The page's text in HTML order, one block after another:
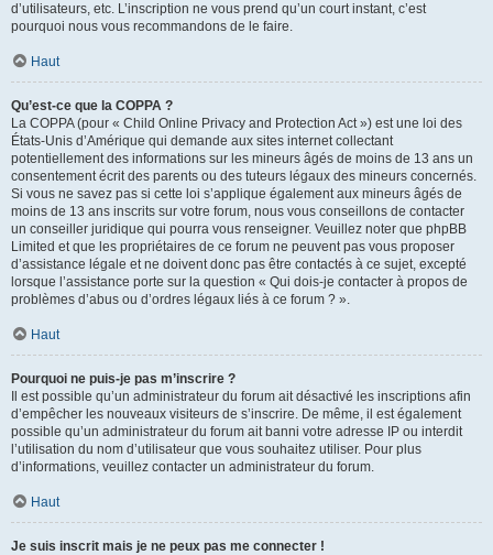
d’utilisateurs, etc. L’inscription ne vous prend qu’un court instant, c’est
pourquoi nous vous recommandons de le faire.
Haut
Qu’est-ce que la COPPA ?
La COPPA (pour « Child Online Privacy and Protection Act ») est une loi des
États-Unis d’Amérique qui demande aux sites internet collectant
potentiellement des informations sur les mineurs âgés de moins de 13 ans un
consentement écrit des parents ou des tuteurs légaux des mineurs concernés.
Si vous ne savez pas si cette loi s’applique également aux mineurs âgés de
moins de 13 ans inscrits sur votre forum, nous vous conseillons de contacter
un conseiller juridique qui pourra vous renseigner. Veuillez noter que phpBB
Limited et que les propriétaires de ce forum ne peuvent pas vous proposer
d’assistance légale et ne doivent donc pas être contactés à ce sujet, excepté
lorsque l’assistance porte sur la question « Qui dois-je contacter à propos de
problèmes d’abus ou d’ordres légaux liés à ce forum ? ».
Haut
Pourquoi ne puis-je pas m’inscrire ?
Il est possible qu’un administrateur du forum ait désactivé les inscriptions afin
d’empêcher les nouveaux visiteurs de s’inscrire. De même, il est également
possible qu’un administrateur du forum ait banni votre adresse IP ou interdit
l’utilisation du nom d’utilisateur que vous souhaitez utiliser. Pour plus
d’informations, veuillez contacter un administrateur du forum.
Haut
Je suis inscrit mais je ne peux pas me connecter !